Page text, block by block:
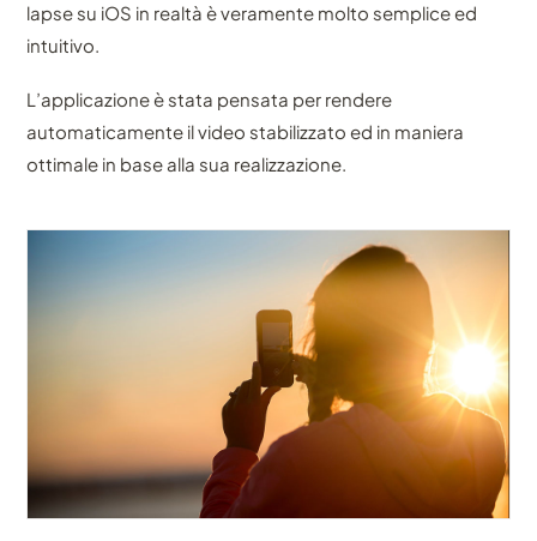
lapse su iOS in realtà è veramente molto semplice ed
intuitivo.
L’applicazione è stata pensata per rendere
automaticamente il video stabilizzato ed in maniera
ottimale in base alla sua realizzazione.